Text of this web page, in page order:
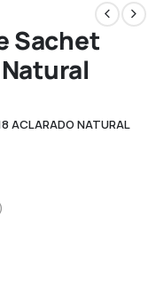
Sachet
ACLARADO NATURAL